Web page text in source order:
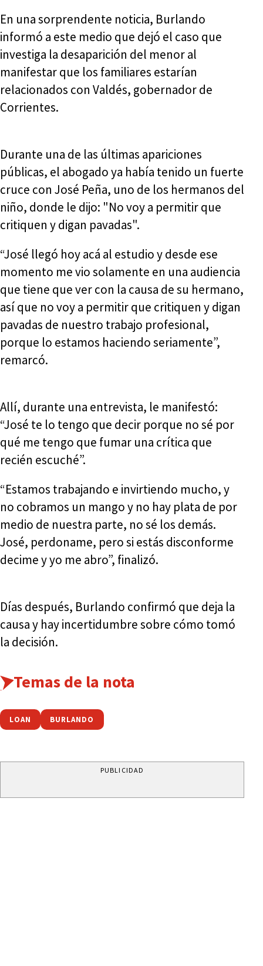
En una sorprendente noticia, Burlando
informó a este medio que dejó el caso que
investiga la desaparición del menor al
manifestar que los familiares estarían
relacionados con Valdés, gobernador de
Corrientes.
Durante una de las últimas apariciones
públicas, el abogado ya había tenido un fuerte
cruce con José Peña, uno de los hermanos del
niño, donde le dijo: "No voy a permitir que
critiquen y digan pavadas".
“José llegó hoy acá al estudio y desde ese
momento me vio solamente en una audiencia
que tiene que ver con la causa de su hermano,
así que no voy a permitir que critiquen y digan
pavadas de nuestro trabajo profesional,
porque lo estamos haciendo seriamente”,
remarcó.
Allí, durante una entrevista, le manifestó:
“José te lo tengo que decir porque no sé por
qué me tengo que fumar una crítica que
recién escuché”.
“Estamos trabajando e invirtiendo mucho, y
no cobramos un mango y no hay plata de por
medio de nuestra parte, no sé los demás.
José, perdoname, pero si estás disconforme
decime y yo me abro”, finalizó.
Días después, Burlando confirmó que deja la
causa y hay incertidumbre sobre cómo tomó
la decisión.
Temas de la nota
LOAN BURLANDO
PUBLICIDAD